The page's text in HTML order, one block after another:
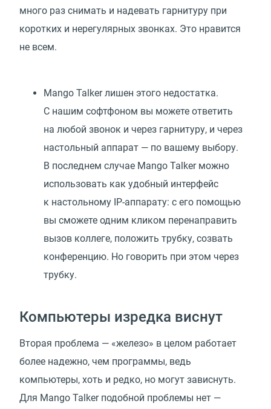
много раз снимать и надевать гарнитуру при
коротких и нерегулярных звонках. Это нравится
не всем.
Mango Talker лишен этого недостатка.
С нашим софтфоном вы можете ответить
на любой звонок и через гарнитуру, и через
настольный аппарат — по вашему выбору.
В последнем случае Mango Talker можно
использовать как удобный интерфейс
к настольному IP-аппарату: с его помощью
вы сможете одним кликом перенаправить
вызов коллеге, положить трубку, созвать
конференцию. Но говорить при этом через
трубку.
Компьютеры изредка виснут
Вторая проблема — «железо» в целом работает
более надежно, чем программы, ведь
компьютеры, хоть и редко, но могут зависнуть.
Для Mango Talker подобной проблемы нет —